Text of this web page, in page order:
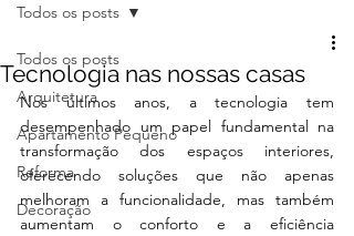
Todos os posts
Arquitetura
Apartamento Pequeno
Reforma
Decoração
Todos os posts
Tecnologia nas nossas casas
Nos últimos anos, a tecnologia tem
desempenhado um papel fundamental na
transformação dos espaços interiores,
oferecendo soluções que não apenas
melhoram a funcionalidade, mas também
aumentam o conforto e a eficiência